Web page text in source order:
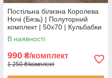
Постільна білизна Королева
Ночі (Бязь) | Полуторний
комплект | 50х70 | Кульбабки
на сірому
В наявності
990 ₴/комплект
1 250 ₴/комплект